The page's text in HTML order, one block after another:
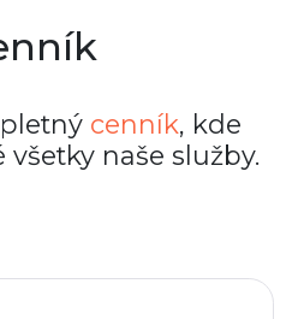
cenník, kde
naše služby.